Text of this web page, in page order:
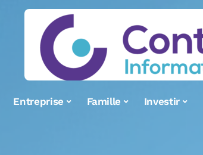
Entreprise Famille Investir